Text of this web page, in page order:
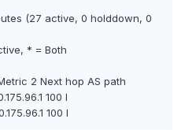
(27 active, 0 holddown, 0
* = Both
2 Next hop AS path
100 I
100 I